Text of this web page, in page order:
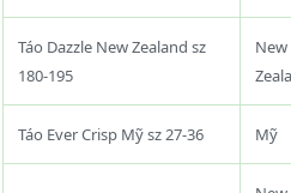
Táo Dazzle New Zealand sz
180-195
New
Táo Ever Crisp Mỹ sz 27-36 Mỹ